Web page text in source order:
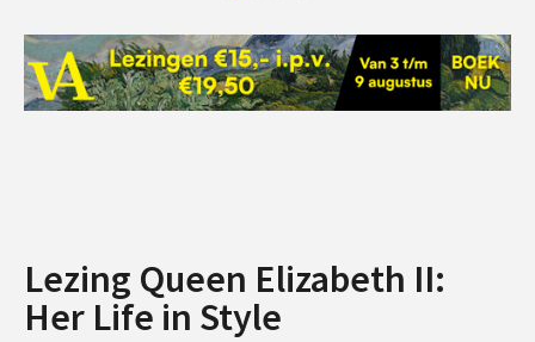
Lezing Queen Elizabeth II:
Her Life in Style